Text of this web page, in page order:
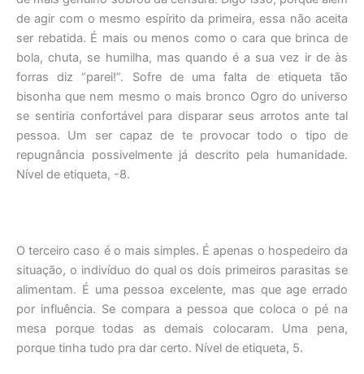
de agir com o mesmo espírito da primeira, essa não aceita
ser rebatida. É mais ou menos como o cara que brinca de
bola, chuta, se humilha, mas quando é a sua vez ir de às
forras diz “parei!”. Sofre de uma falta de etiqueta tão
bisonha que nem mesmo o mais bronco Ogro do universo
se sentiria confortável para disparar seus arrotos ante tal
pessoa. Um ser capaz de te provocar todo o tipo de
repugnância possivelmente já descrito pela humanidade.
Nível de etiqueta, -8.
O terceiro caso é o mais simples. É apenas o hospedeiro da
situação, o indivíduo do qual os dois primeiros parasitas se
alimentam. É uma pessoa excelente, mas que age errado
por influência. Se compara a pessoa que coloca o pé na
mesa porque todas as demais colocaram. Uma pena,
porque tinha tudo pra dar certo. Nível de etiqueta, 5.